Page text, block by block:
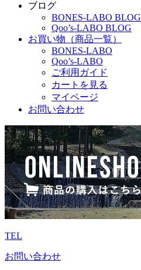
ブログ
BONES-LABO BLOG
Qoo’s-LABO BLOG
お買い物（商品一覧）
BONES-LABO
Qoo’s-LABO
ご利用ガイド
カートを見る
マイページ
お問い合わせ
TEL
お問い合わせ